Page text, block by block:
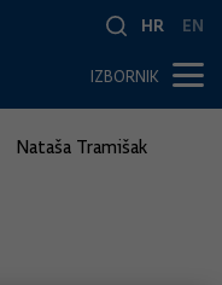
HR EN
IZBORNIK
Nataša Tramišak